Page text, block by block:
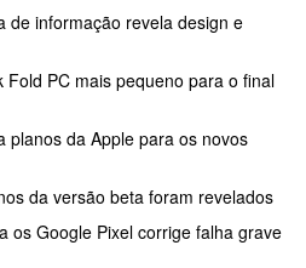
de informação revela design e
Fold PC mais pequeno para o final
planos da Apple para os novos
da versão beta foram revelados
os Google Pixel corrige falha grave